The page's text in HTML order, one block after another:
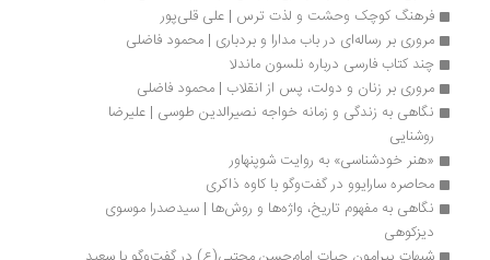
فرهنگ کوچک وحشت و لذت ترس | علی قلی‌پور
مروری بر رساله‌ای در باب مدارا و بردباری | محمود فاضلی
چند کتاب‌ فارسی درباره نلسون ماندلا
مروری بر زنان و دولت، پس از انقلاب | محمود فاضلی
نگاهی به زندگی و زمانه خواجه نصیرالدین طوسی | علیرضا
روشنایی
«هنر خودشناسی» به روایت شوپنهاور
محاصره سارایوو در گفت‌وگو با کاوه ذاکری
نگاهی به مفهوم تاریخ، واژه‌ها و روش‌ها | سیدصدرا موسوی
دیزکوهی